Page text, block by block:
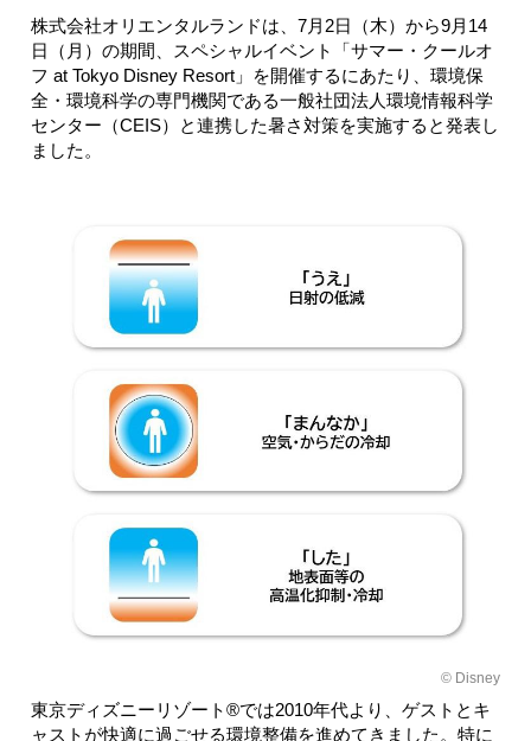
株式会社オリエンタルランドは、7月2日（木）から9月14
日（月）の期間、スペシャルイベント「サマー・クールオ
フ at Tokyo Disney Resort」を開催するにあたり、環境保
全・環境科学の専門機関である一般社団法人環境情報科学
センター（CEIS）と連携した暑さ対策を実施すると発表し
ました。
© Disney
東京ディズニーリゾート®では2010年代より、ゲストとキ
ャストが快適に過ごせる環境整備を進めてきました。特に